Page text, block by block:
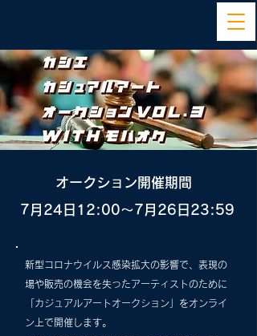
オークション開催期間
7月24日12:00〜7月26日23:59
新型コロナウイルス感染拡大の影響で、表現の
場や販売の機会を失ったアーティストのために
「カジュアルアートオークション」をオンライ
ン上で開催します。